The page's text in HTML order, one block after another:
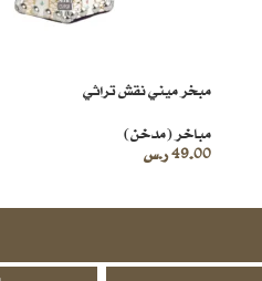
مبخر ميني نقش تراثي
مباخر (مدخن)
49.00ر.س